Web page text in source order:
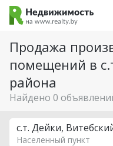
Продажа
помещений в
района
Найдено 0
с.т. Дейки,
Населенный пункт